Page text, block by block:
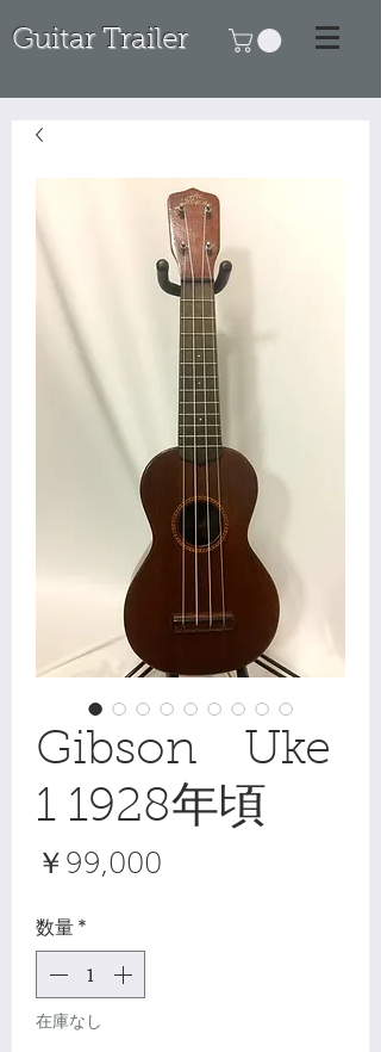
Guitar Trailer
Gibson Uke
1 1928年頃
￥99,000
数量*
在庫なし